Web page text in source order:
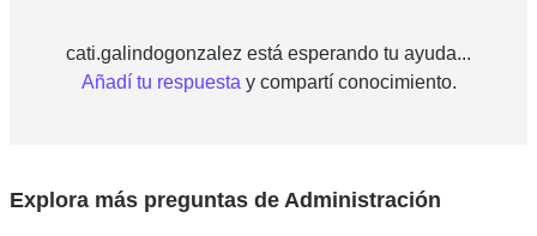
cati.galindogonzalez está esperando tu ayuda...
Añadí tu respuesta y compartí conocimiento.
Explora más preguntas de Administración